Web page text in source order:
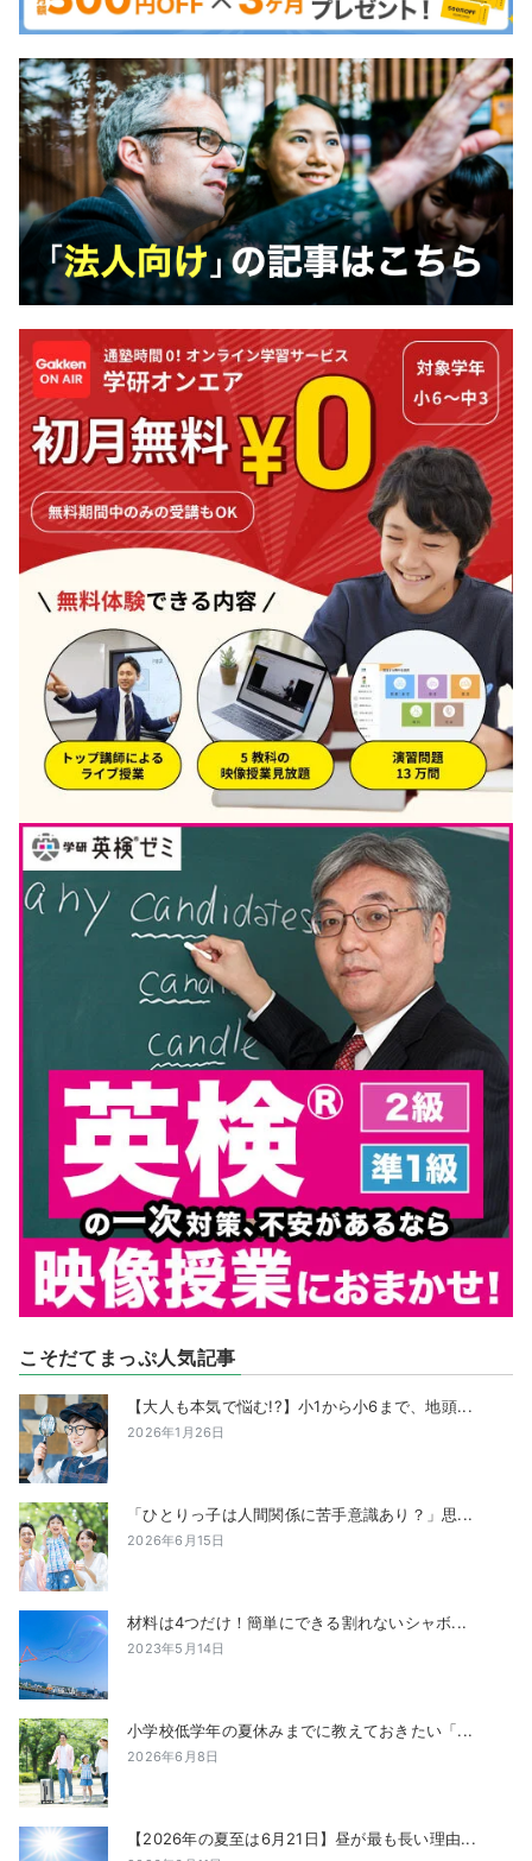
こそだてまっぷ人気記事
【大人も本気で悩む!?】小1から小6まで、地頭...
2026年1月26日
「ひとりっ子は人間関係に苦手意識あり？」思...
2026年6月15日
材料は4つだけ！簡単にできる割れないシャボ...
2023年5月14日
小学校低学年の夏休みまでに教えておきたい「...
2026年6月8日
【2026年の夏至は6月21日】昼が最も長い理由...